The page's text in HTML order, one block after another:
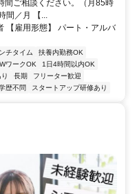
間ご相談ください。（月85時
間／月 【...
【雇用形態】 パート・アルバ
チタイム
扶養内勤務OK
ワークOK
1日4時間以内OK
長期
フリーター歓迎
歴不問 スタートアップ研修あり